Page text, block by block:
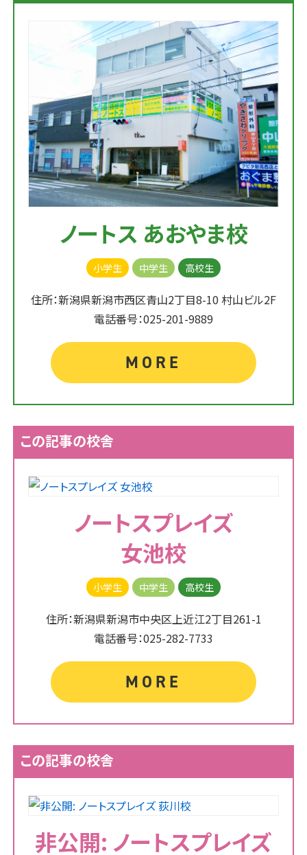
ノートス あおやま校
小学生 中学生 高校生
住所：新潟県新潟市西区青山2丁目8-10 村山ビル2F
電話番号：025-201-9889
MORE
この記事の校舎
ノートスプレイズ
女池校
小学生 中学生 高校生
住所：新潟県新潟市中央区上近江2丁目261-1
電話番号：025-282-7733
MORE
この記事の校舎
非公開: ノートスプレイズ